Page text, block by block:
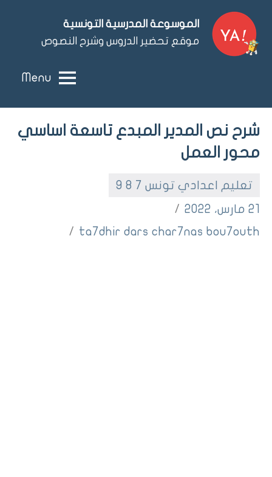
content
الموسوعة المدرسية التونسية
موقع تحضير الدروس وشرح النصوص
Menu
شرح نص المدير المبدع تاسعة اساسي
محور العمل
تعليم اعدادي تونس 7 8 9
21 مارس، 2022
ta7dhir dars char7nas bou7outh